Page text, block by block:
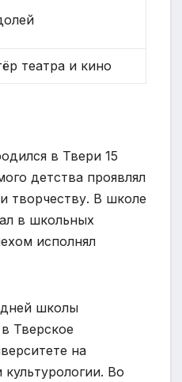
театра и кино
в Твери 15
детства проявлял
творчеству. В школе
в школьных
исполнял
школы
Тверское
на
культурологии. Во